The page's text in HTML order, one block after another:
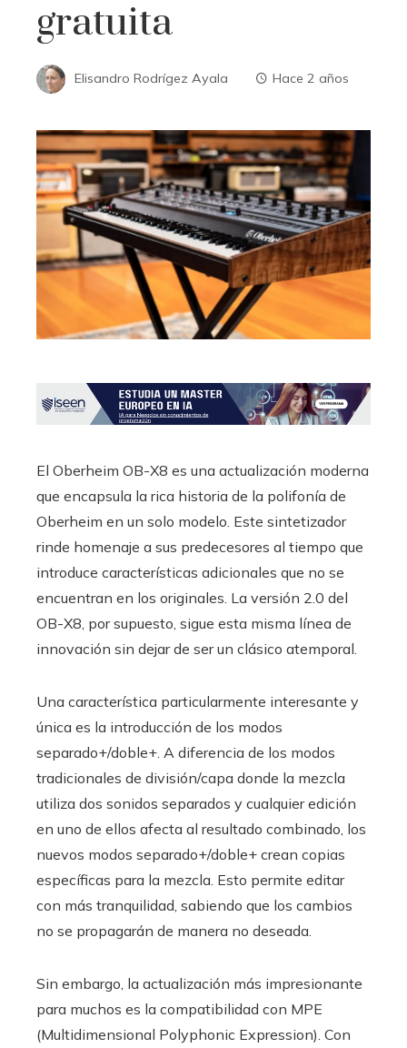
gratuita
Elisandro Rodrígez Ayala Hace 2 años
El Oberheim OB-X8 es una actualización moderna
que encapsula la rica historia de la polifonía de
Oberheim en un solo modelo. Este sintetizador
rinde homenaje a sus predecesores al tiempo que
introduce características adicionales que no se
encuentran en los originales. La versión 2.0 del
OB-X8, por supuesto, sigue esta misma línea de
innovación sin dejar de ser un clásico atemporal.
Una característica particularmente interesante y
única es la introducción de los modos
separado+/doble+. A diferencia de los modos
tradicionales de división/capa donde la mezcla
utiliza dos sonidos separados y cualquier edición
en uno de ellos afecta al resultado combinado, los
nuevos modos separado+/doble+ crean copias
específicas para la mezcla. Esto permite editar
con más tranquilidad, sabiendo que los cambios
no se propagarán de manera no deseada.
Sin embargo, la actualización más impresionante
para muchos es la compatibilidad con MPE
(Multidimensional Polyphonic Expression). Con